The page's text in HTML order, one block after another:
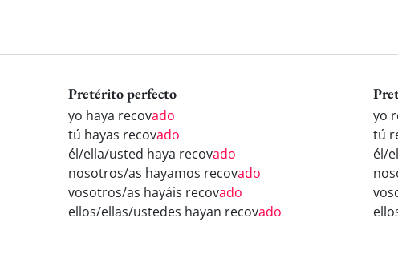
Pretérito perfecto
yo haya recovado
tú hayas recovado
él/ella/usted haya recovado
nosotros/as hayamos recovado
vosotros/as hayáis recovado
ellos/ellas/ustedes hayan recovado
yo
tú
él/